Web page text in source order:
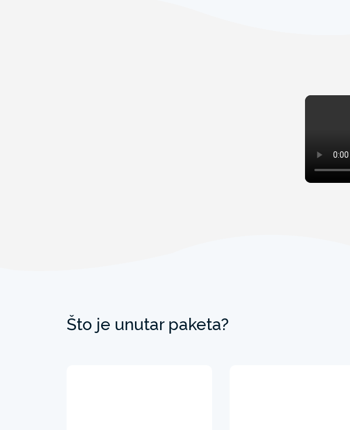
Što je unutar paketa?